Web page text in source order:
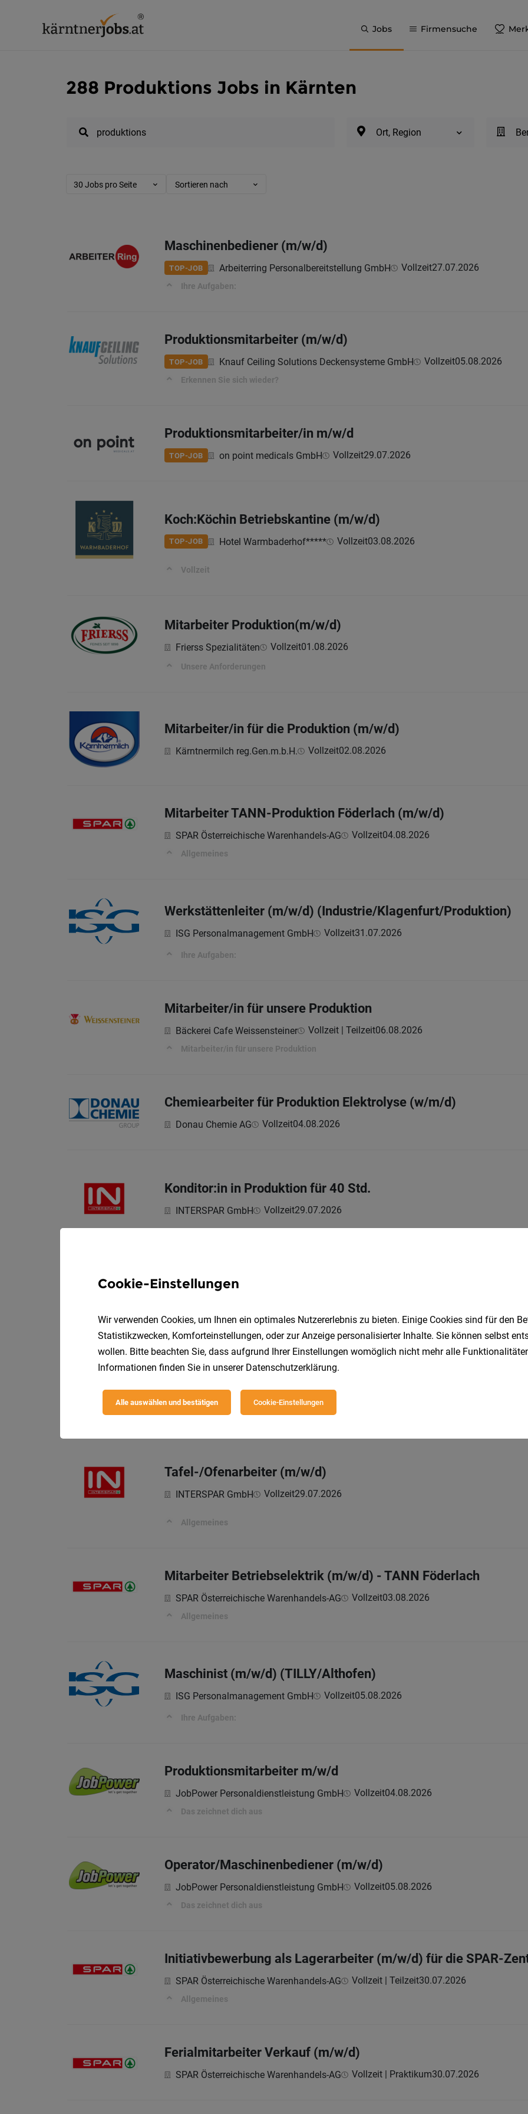
Jobs Firmensuche
288 Produktions Jobs in Kärnten
Ort, Region
30 Jobs pro Seite Sortieren nach
Maschinenbediener (m/w/d)
TOP-JOB Arbeiterring Personalbereitstellung GmbH Vollzeit27.07.2026
Ihre Aufgaben:
Produktionsmitarbeiter (m/w/d)
TOP-JOB Knauf Ceiling Solutions Deckensysteme GmbH Vollzeit05.08.2026
Erkennen Sie sich wieder?
Produktionsmitarbeiter/in m/w/d
TOP-JOB on point medicals GmbH Vollzeit29.07.2026
Koch:Köchin Betriebskantine (m/w/d)
TOP-JOB Hotel Warmbaderhof***** Vollzeit03.08.2026
Vollzeit
Mitarbeiter Produktion(m/w/d)
Frierss Spezialitäten Vollzeit01.08.2026
Unsere Anforderungen
Mitarbeiter/in für die Produktion (m/w/d)
Kärntnermilch reg.Gen.m.b.H. Vollzeit02.08.2026
Mitarbeiter TANN-Produktion Föderlach (m/w/d)
SPAR Österreichische Warenhandels-AG Vollzeit04.08.2026
Allgemeines
Werkstättenleiter (m/w/d) (Industrie/Klagenfurt/Produktion)
ISG Personalmanagement GmbH Vollzeit31.07.2026
Ihre Aufgaben:
Mitarbeiter/in für unsere Produktion
Bäckerei Cafe Weissensteiner Vollzeit | Teilzeit06.08.2026
Mitarbeiter/in für unsere Produktion
Chemiearbeiter für Produktion Elektrolyse (w/m/d)
Donau Chemie AG Vollzeit04.08.2026
Konditor:in in Produktion für 40 Std.
INTERSPAR GmbH Vollzeit29.07.2026
Industriearbeit in der Produktion (Schichtbetrieb) am Standort
Infineon Technologies AG Vollzeit | befristet | Praktikum 20.07.2026
Lehrling Fleischverarbeitung TANN Föderlach (m/w/d)
SPAR Österreichische Warenhandels-AG
Allgemeines
Tafel-/Ofenarbeiter (m/w/d)
INTERSPAR GmbH Vollzeit29.07.2026
Allgemeines
Mitarbeiter Betriebselektrik (m/w/d) - TANN Föderlach
SPAR Österreichische Warenhandels-AG Vollzeit03.08.2026
Allgemeines
Maschinist (m/w/d) (TILLY/Althofen)
ISG Personalmanagement GmbH Vollzeit05.08.2026
Ihre Aufgaben:
Produktionsmitarbeiter m/w/d
JobPower Personaldienstleistung GmbH Vollzeit04.08.2026
Das zeichnet dich aus
Operator/Maschinenbediener (m/w/d)
JobPower Personaldienstleistung GmbH Vollzeit05.08.2026
Das zeichnet dich aus
Initiativbewerbung als Lagerarbeiter (m/w/d) für die SPAR-
SPAR Österreichische Warenhandels-AG Vollzeit | Teilzeit30.07.2026
Allgemeines
Ferialmitarbeiter Verkauf (m/w/d)
SPAR Österreichische Warenhandels-AG Vollzeit | Praktikum30.07.2026
Cookie-Einstellungen
Wir verwenden Cookies, um Ihnen ein optimales Nutzererlebnis zu bieten. Einige Cookies sind für den
Statistikzwecken, Komforteinstellungen, oder zur Anzeige personalisierter Inhalte. Sie können selbst
wollen. Bitte beachten Sie, dass aufgrund Ihrer Einstellungen womöglich nicht mehr alle
Informationen finden Sie in unserer Datenschutzerklärung.
Alle auswählen und bestätigen Cookie-Einstellungen